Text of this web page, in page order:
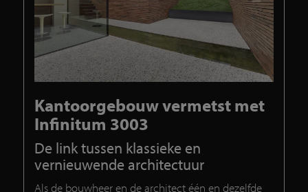
Kantoorgebouw vermetst met
Infinitum 3003
De link tussen klassieke en
vernieuwende architectuur
Als de bouwheer en de architect één en dezelfde